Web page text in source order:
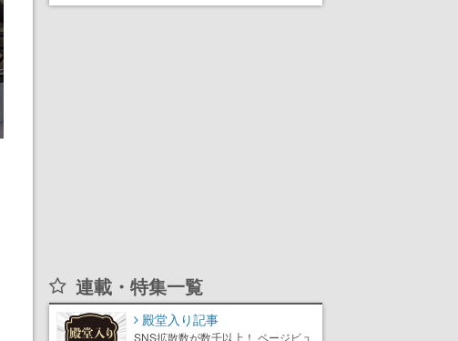
連載・特集一覧
殿堂入り記事
SNS拡散数が数千以上！ ページビュ